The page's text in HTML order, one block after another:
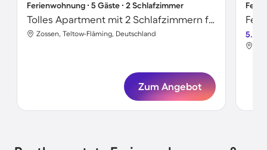
Ferienwohnung ∙ 5 Gäste ∙ 2 Schlafzimmer
Tolles Apartment mit 2 Schlafzimmern für 5 Personen
Zossen, Teltow-Fläming, Deutschland
Zum Angebot
5.0